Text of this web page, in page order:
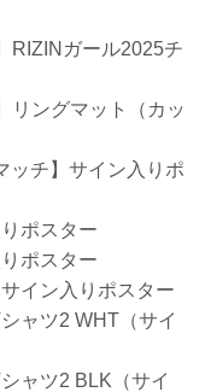
RIZINガール2025チ
ングマット（カッ
チ】サイン入りポ
ポスター
ポスター
イン入りポスター
ャツ2 WHT（サイ
ャツ2 BLK（サイ